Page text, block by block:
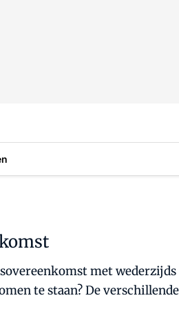
met
te staan? De